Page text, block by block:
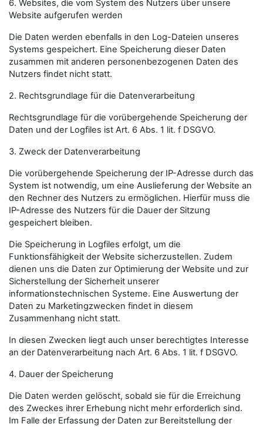
6. Websites, die vom System des Nutzers über unsere
Website aufgerufen werden
Die Daten werden ebenfalls in den Log-Dateien unseres
Systems gespeichert. Eine Speicherung dieser Daten
zusammen mit anderen personenbezogenen Daten des
Nutzers findet nicht statt.
2. Rechtsgrundlage für die Datenverarbeitung
Rechtsgrundlage für die vorübergehende Speicherung der
Daten und der Logfiles ist Art. 6 Abs. 1 lit. f DSGVO.
3. Zweck der Datenverarbeitung
Die vorübergehende Speicherung der IP-Adresse durch das
System ist notwendig, um eine Auslieferung der Website an
den Rechner des Nutzers zu ermöglichen. Hierfür muss die
IP-Adresse des Nutzers für die Dauer der Sitzung
gespeichert bleiben.
Die Speicherung in Logfiles erfolgt, um die
Funktionsfähigkeit der Website sicherzustellen. Zudem
dienen uns die Daten zur Optimierung der Website und zur
Sicherstellung der Sicherheit unserer
informationstechnischen Systeme. Eine Auswertung der
Daten zu Marketingzwecken findet in diesem
Zusammenhang nicht statt.
In diesen Zwecken liegt auch unser berechtigtes Interesse
an der Datenverarbeitung nach Art. 6 Abs. 1 lit. f DSGVO.
4. Dauer der Speicherung
Die Daten werden gelöscht, sobald sie für die Erreichung
des Zweckes ihrer Erhebung nicht mehr erforderlich sind.
Im Falle der Erfassung der Daten zur Bereitstellung der